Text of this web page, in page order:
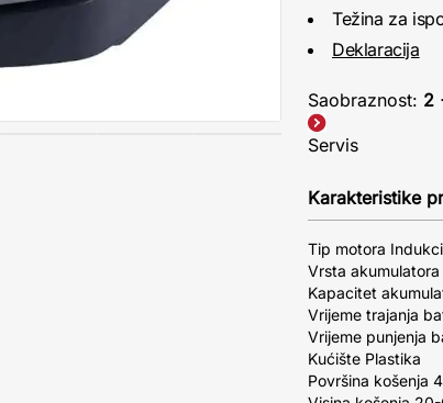
Težina za
Deklaracija
Saobraznost: 2
Servis
Karakteristike
Tip motora
Vrsta
Kapacitet
Vrijeme trajanja
Vrijeme punjenja
Kućište Plastika
Površina košenja